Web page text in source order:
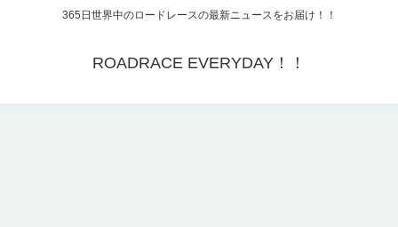
365日世界中のロードレースの最新ニュースをお届け！！
ROADRACE EVERYDAY！！